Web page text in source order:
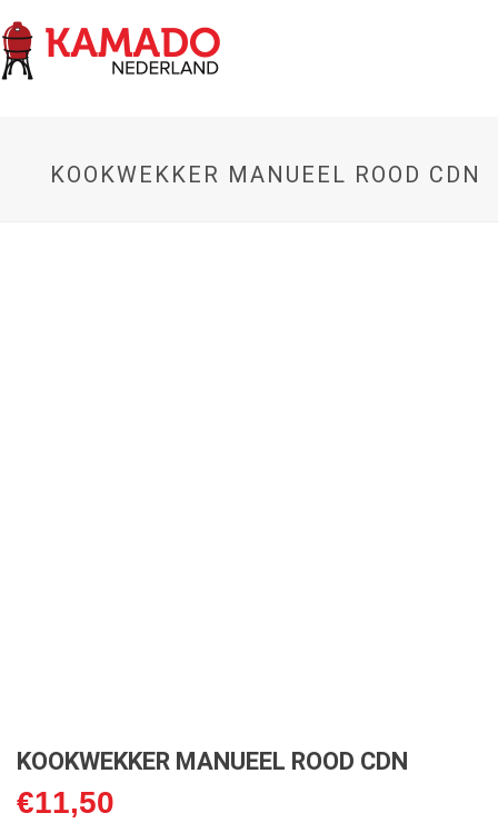
KOOKWEKKER MANUEEL ROOD CDN
KOOKWEKKER MANUEEL ROOD CDN
€11,50